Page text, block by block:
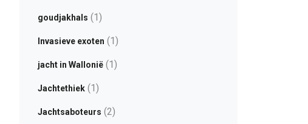
goudjakhals (1)
Invasieve exoten (1)
jacht in Wallonië(1)
Jachtethiek(1)
Jachtsaboteurs (2)